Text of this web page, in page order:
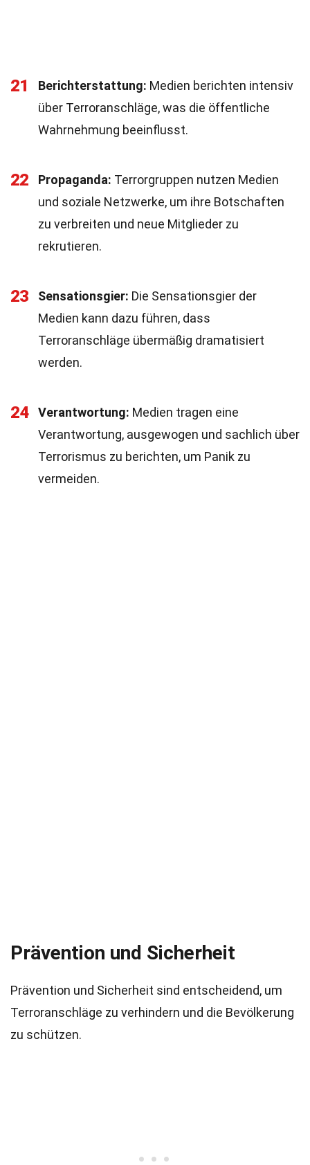
21 Berichterstattung: Medien berichten intensiv
über Terroranschläge, was die öffentliche
Wahrnehmung beeinflusst.
22 Propaganda: Terrorgruppen nutzen Medien
und soziale Netzwerke, um ihre Botschaften
zu verbreiten und neue Mitglieder zu
rekrutieren.
23 Sensationsgier: Die Sensationsgier der
Medien kann dazu führen, dass
Terroranschläge übermäßig dramatisiert
werden.
24 Verantwortung: Medien tragen eine
Verantwortung, ausgewogen und sachlich über
Terrorismus zu berichten, um Panik zu
vermeiden.
Prävention und Sicherheit
Prävention und Sicherheit sind entscheidend, um
Terroranschläge zu verhindern und die Bevölkerung
zu schützen.